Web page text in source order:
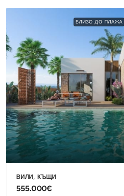
БЛИЗО ДО ПЛАЖА
ВИЛИ, КЪЩИ
555.000€